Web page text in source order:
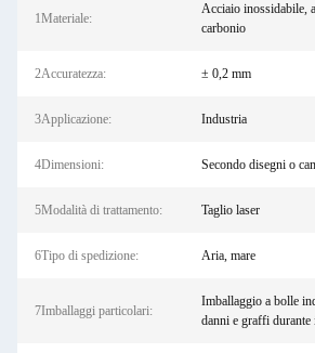
1Materiale:
Acciaio inossidabile,
carbonio
2Accuratezza: ± 0,2 mm
3Applicazione: Industria
4Dimensioni: Secondo disegni o
5Modalità di trattamento: Taglio laser
6Tipo di spedizione: Aria, mare
7Imballaggi particolari:
Imballaggio a bolle
danni e graffi